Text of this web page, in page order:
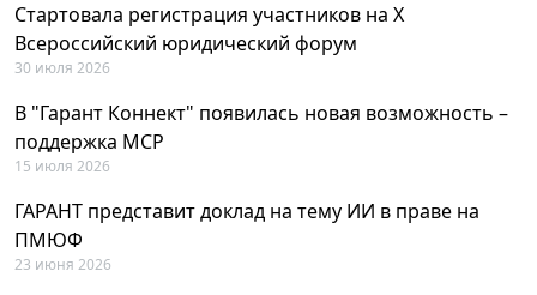
Стартовала регистрация участников на X
Всероссийский юридический форум
30 июля 2026
В "Гарант Коннект" появилась новая возможность –
поддержка MCP
15 июля 2026
ГАРАНТ представит доклад на тему ИИ в праве на
ПМЮФ
23 июня 2026